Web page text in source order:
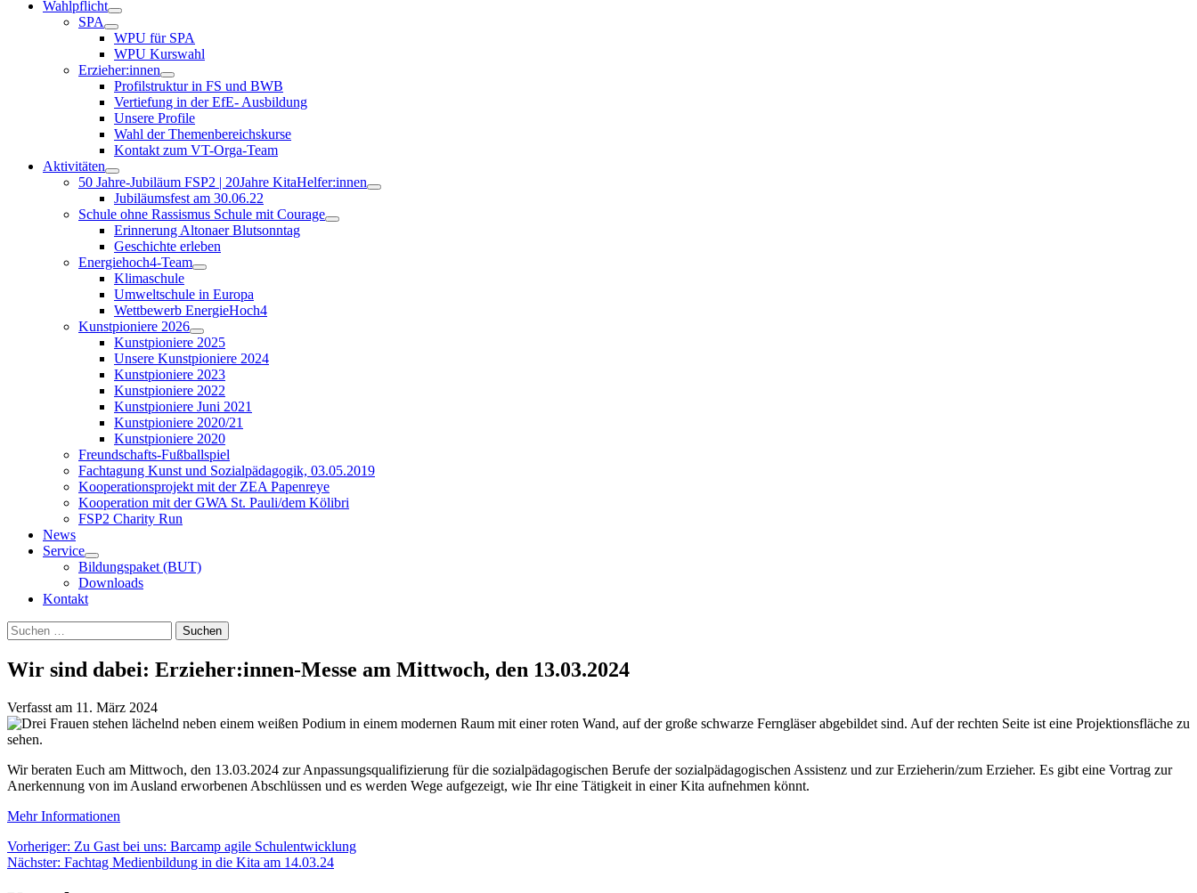
Wahlpflicht
SPA
WPU für SPA
WPU Kurswahl
Erzieher:innen
Profilstruktur in FS und BWB
Vertiefung in der EfE- Ausbildung
Unsere Profile
Wahl der Themenbereichskurse
Kontakt zum VT-Orga-Team
Aktivitäten
50 Jahre-Jubiläum FSP2 | 20Jahre KitaHelfer:innen
Jubiläumsfest am 30.06.22
Schule ohne Rassismus Schule mit Courage
Erinnerung Altonaer Blutsonntag
Geschichte erleben
Energiehoch4-Team
Klimaschule
Umweltschule in Europa
Wettbewerb EnergieHoch4
Kunstpioniere 2026
Kunstpioniere 2025
Unsere Kunstpioniere 2024
Kunstpioniere 2023
Kunstpioniere 2022
Kunstpioniere Juni 2021
Kunstpioniere 2020/21
Kunstpioniere 2020
Freundschafts-Fußballspiel
Fachtagung Kunst und Sozialpädagogik, 03.05.2019
Kooperationsprojekt mit der ZEA Papenreye
Kooperation mit der GWA St. Pauli/dem Kölibri
FSP2 Charity Run
News
Service
Bildungspaket (BUT)
Downloads
Kontakt
Suchen
Suchen
nach:
Wir sind dabei: Erzieher:innen-Messe am Mittwoch, den 13.03.2024
Verfasst am 11. März 2024
Wir beraten Euch am Mittwoch, den 13.03.2024 zur Anpassungsqualifizierung für die sozialpädagogischen Berufe der sozialpädagogischen Assistenz und zur Erzieherin/zum Erzieher. Es gibt eine Vortrag zur
Anerkennung von im Ausland erworbenen Abschlüssen und es werden Wege aufgezeigt, wie Ihr eine Tätigkeit in einer Kita aufnehmen könnt.
Mehr Informationen
Beitragsnavigation
Vorheriger: Zu Gast bei uns: Barcamp agile Schulentwicklung
Nächster: Fachtag Medienbildung in die Kita am 14.03.24